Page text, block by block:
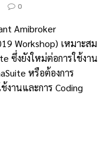
0
Amibroker
Workshop) เหมาะสม
ซึ่งยังใหม่ต่อการใช้งาน
หรือต้องการ
านและการ Coding